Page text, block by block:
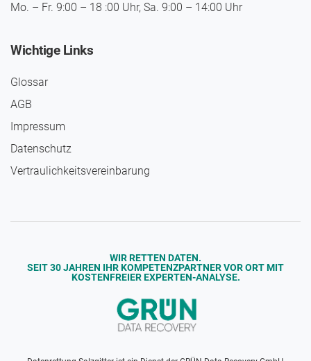
Mo. – Fr. 9:00 – 18 :00 Uhr, Sa. 9:00 – 14:00 Uhr
Wichtige Links
Glossar
AGB
Impressum
Daten­schutz
Vertraulichkeits­vereinbarung
WIR RETTEN DATEN.
SEIT 30 JAHREN IHR KOMPETENZPARTNER VOR ORT MIT
KOSTENFREIER EXPERTEN-ANALYSE.